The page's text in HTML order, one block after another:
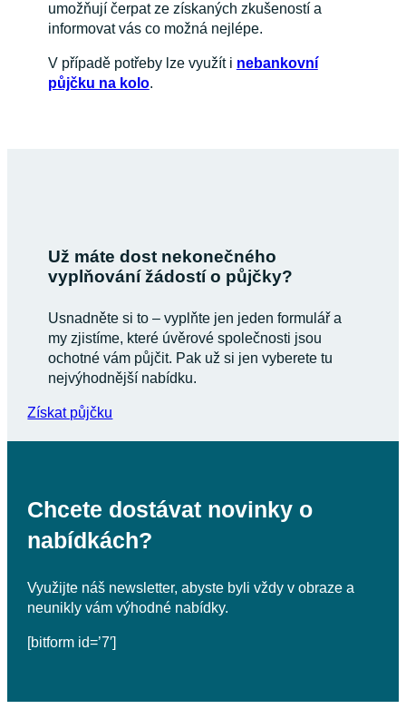
umožňují čerpat ze získaných zkušeností a
informovat vás co možná nejlépe.
V případě potřeby lze využít i nebankovní
půjčku na kolo.
Už máte dost nekonečného
vyplňování žádostí o půjčky?
Usnadněte si to – vyplňte jen jeden formulář a
my zjistíme, které úvěrové společnosti jsou
ochotné vám půjčit. Pak už si jen vyberete tu
nejvýhodnější nabídku.
Získat půjčku
Chcete dostávat novinky o
nabídkách?
Využijte náš newsletter, abyste byli vždy v obraze a
neunikly vám výhodné nabídky.
[bitform id=’7′]